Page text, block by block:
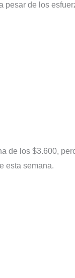
pesar de los
de los $3.600,
esta semana.